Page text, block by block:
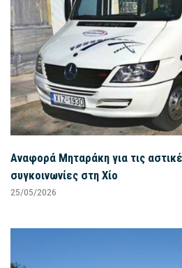
Αναφορά Μηταράκη για τις
συγκοινωνίες στη Χίο
25/05/2026